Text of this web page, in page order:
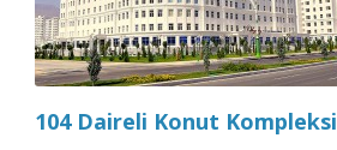
104 Daireli Konut Kompleksi